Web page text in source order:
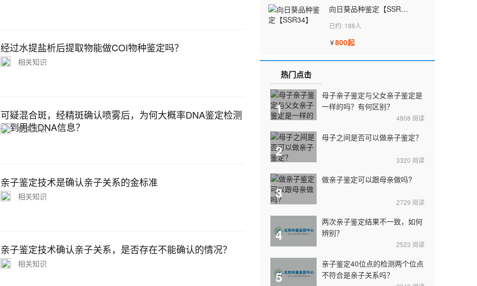
经过水提盐析后提取物能做COI物种鉴定吗？
相关知识
可疑混合斑，经精斑确认喷雾后，为何大概率DNA鉴定检测
不到男性DNA信息？
相关知识
亲子鉴定技术是确认亲子关系的金标准
相关知识
亲子鉴定技术确认亲子关系，是否存在不能确认的情况？
相关知识
向日葵品种鉴定【SSR34】
已约: 188人
￥800起
热门点击
1
母子亲子鉴定与父女亲子鉴定是
一样的吗？有何区别？
4808 阅读
2
母子之间是否可以做亲子鉴定？
3320 阅读
3
做亲子鉴定可以跟母亲做吗?
2729 阅读
4
两次亲子鉴定结果不一致，如何
辨别？
2523 阅读
5
亲子鉴定40位点的检测两个位点
不符合是亲子关系吗？